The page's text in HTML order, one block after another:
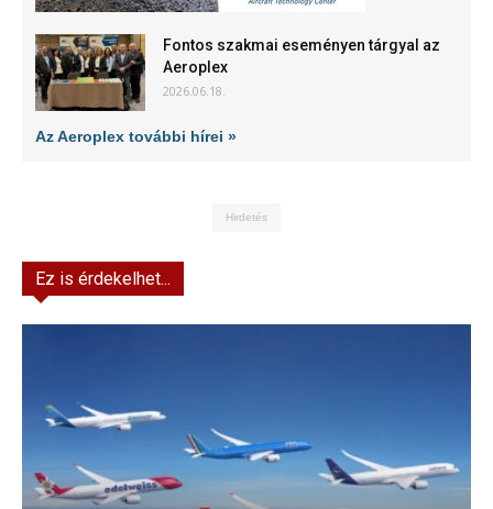
Fontos szakmai eseményen tárgyal az
Aeroplex
2026.06.18.
Az Aeroplex további hírei »
Hirdetés
Ez is érdekelhet...